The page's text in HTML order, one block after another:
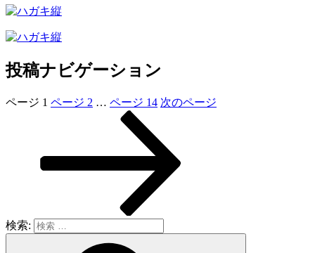
投稿ナビゲーション
ページ 1 ページ 2 … ページ 14 次のページ
検索: